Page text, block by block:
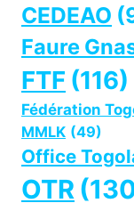
CEDEAO
Faure
FTF (116)
Fédération
MMLK (49)
Office
OTR